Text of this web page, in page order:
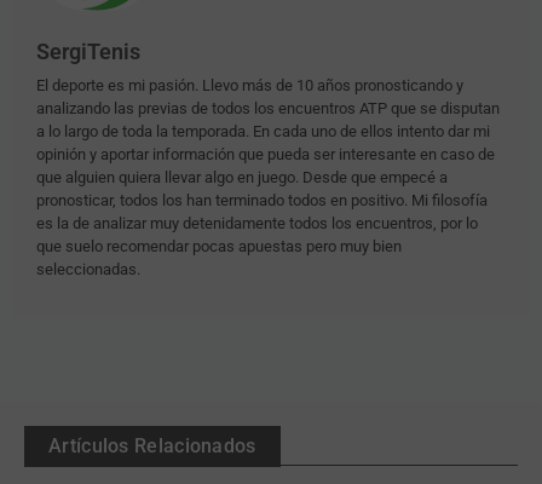
SergiTenis
El deporte es mi pasión. Llevo más de 10 años pronosticando y
analizando las previas de todos los encuentros ATP que se disputan
a lo largo de toda la temporada. En cada uno de ellos intento dar mi
opinión y aportar información que pueda ser interesante en caso de
que alguien quiera llevar algo en juego. Desde que empecé a
pronosticar, todos los han terminado todos en positivo. Mi filosofía
es la de analizar muy detenidamente todos los encuentros, por lo
que suelo recomendar pocas apuestas pero muy bien
seleccionadas.
Artículos Relacionados